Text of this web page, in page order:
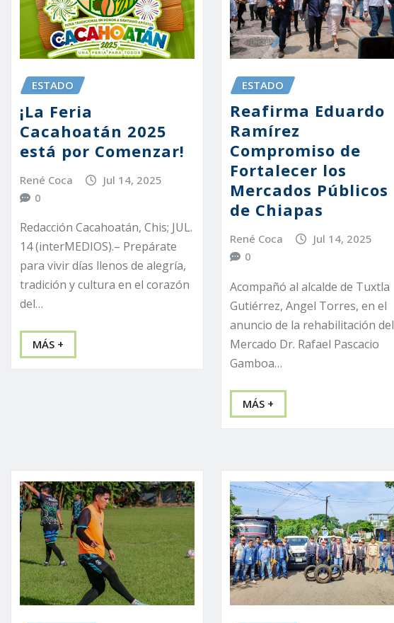
ESTADO
¡La Feria
Cacahoatán 2025
está por Comenzar!
René Coca
Jul 14, 2025
0
Redacción Cacahoatán, Chis; JUL.
14 (interMEDIOS).– Prepárate
para vivir días llenos de alegría,
tradición y cultura en el corazón
del…
MÁS +
ESTADO
Reafirma Eduardo
Ramírez
Compromiso de
Fortalecer los
Mercados Públicos
de Chiapas
René Coca
Jul 14, 2025
0
Acompañó al alcalde de Tuxtla
Gutiérrez, Angel Torres, en el
anuncio de la rehabilitación del
Mercado Dr. Rafael Pascacio
Gamboa…
MÁS +